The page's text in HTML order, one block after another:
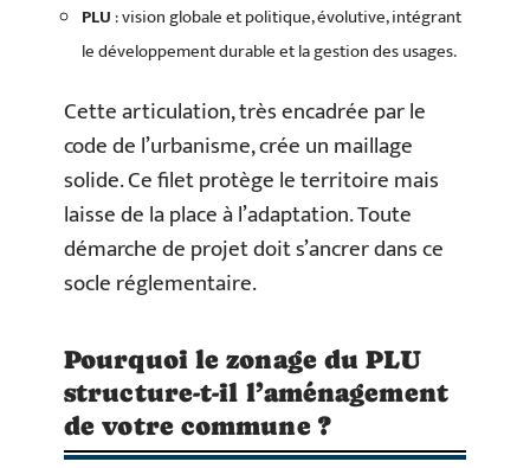
PLU: vision globale et politique, évolutive, intégrant
le développement durable et la gestion des usages.
Cette articulation, très encadrée par le
code de l’urbanisme, crée un maillage
solide. Ce filet protège le territoire mais
laisse de la place à l’adaptation. Toute
démarche de projet doit s’ancrer dans ce
socle réglementaire.
Pourquoi le zonage du PLU
structure-t-il l’aménagement
de votre commune ?